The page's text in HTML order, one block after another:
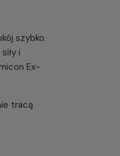
szybko
i
Ex-
tracą